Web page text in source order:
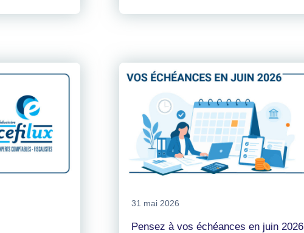
31 mai 2026
Pensez à vos échéances en juin 2026